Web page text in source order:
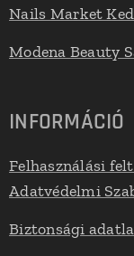
Nails Market
Modena Beauty
INFORMÁCIÓ
Felhasználási
Adatvédelmi
Biztonsági